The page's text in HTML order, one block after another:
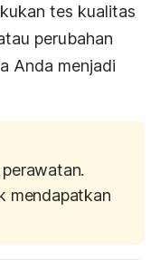
tes kualitas
perubahan
Anda menjadi
mendapatkan